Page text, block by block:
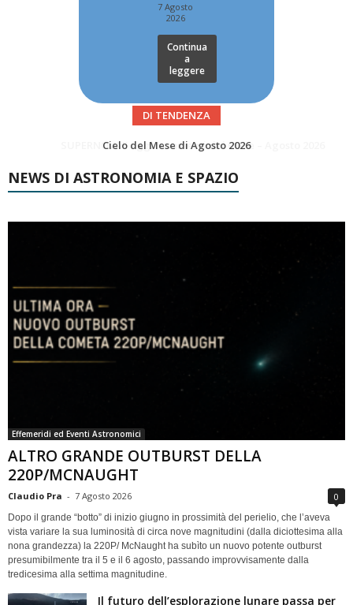
7 Agosto
2026
Continua
a
leggere
DI TENDENZA
SUPERNOVAE aggiornamenti del mese – Agosto 2026
NEWS DI ASTRONOMIA E SPAZIO
Effemeridi ed Eventi Astronomici
ALTRO GRANDE OUTBURST DELLA
220P/MCNAUGHT
Claudio Pra - 7 Agosto 2026 0
Dopo il grande “botto” di inizio giugno in prossimità del perielio, che l’aveva
vista variare la sua luminosità di circa nove magnitudini (dalla diciottesima alla
nona grandezza) la 220P/ McNaught ha subìto un nuovo potente outburst
presumibilmente tra il 5 e il 6 agosto, passando improvvisamente dalla
tredicesima alla settima magnitudine.
Il futuro dell’esplorazione lunare passa per